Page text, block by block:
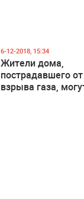
6-12-2018, 15:34
Жители дома,
пострадавшего от
взрыва газа,